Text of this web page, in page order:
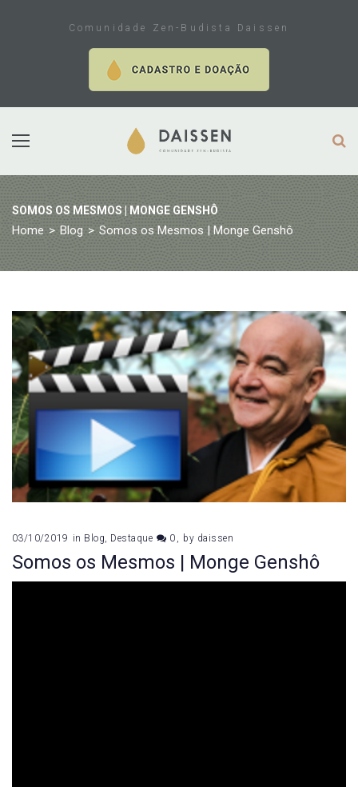
Comunidade Zen-Budista Daissen
SOMOS OS MESMOS | MONGE GENSHÔ
Home > Blog > Somos os Mesmos | Monge Genshô
03/10/2019 in Blog Destaque 0 by daissen
Somos os Mesmos | Monge Genshô